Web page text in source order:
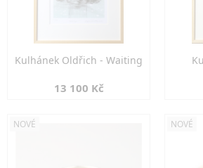
Kulhánek Oldřich - Waiting
13 100 Kč
NOVÉ NOVÉ